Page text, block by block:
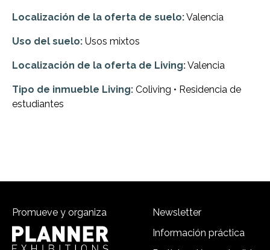
Localización de la oferta de suelo:Valencia
Uso del suelo: Usos mixtos
Localización de la oferta de Living:Valencia
Tipo de inmueble Living: Coliving • Residencia de
estudiantes
Promueve y organiza
Newsletter
Información práctica